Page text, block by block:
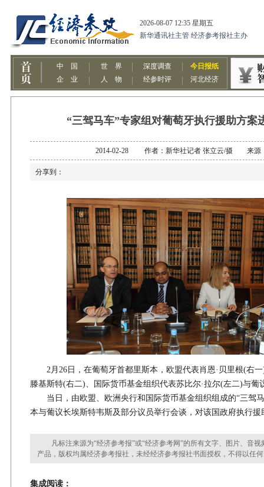
“三驾马车”专家组对葡萄牙执行援助方案
2014-02-28 作者：新华社记者 张立云/摄 来源
分享到：
2月26日，在葡萄牙首都里斯本，欧盟代表肖恩·贝里根(右一
滕基斯特(右二)、国际货币基金组织代表苏比尔·拉尔(左二)与葡
当日，由欧盟、欧洲央行和国际货币基金组织组成的“三驾
本与葡议长埃斯特韦斯及部分议员举行会谈，对该国政府执行
凡标注来源为“经济参考报”或“经济参考网”的所有文字、图片、音视
产品，版权均属经济参考报社，未经经济参考报社书面授权，不得以任
集成阅读：